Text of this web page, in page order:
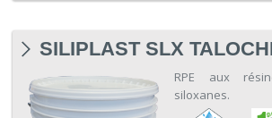
SILIPLAST SLX
RPE aux
siloxanes.